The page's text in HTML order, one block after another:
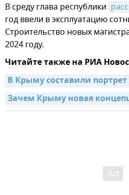
В среду глава республики
год ввели в эксплуатацию
Строительство новых
2024 году.
Читайте также на РИА
В Крыму составили портрет
Зачем Крыму новая